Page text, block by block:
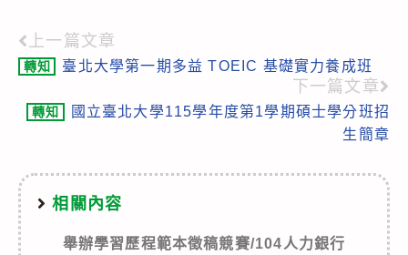
Read
more
articles
上一篇文章
轉知 臺北大學第一期多益 TOEIC 基礎實力養成班
下一篇文章
轉知
國立臺北大學115學年度第1學期碩士學分班招
生簡章
相關內容
舉辦學習歷程範本徵稿競賽/104人力銀行